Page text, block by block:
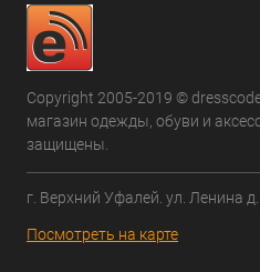
Copyright 2005-2019 ©
магазин одежды, обуви и
защищены.
г. Верхний Уфалей. ул. Ленина
Посмотреть на карте